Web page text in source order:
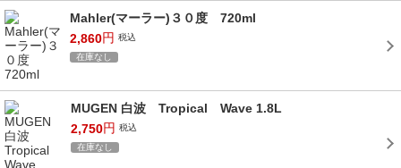
Mahler(マーラー)３０度 720ml
2,860円 税込
在庫なし
MUGEN 白波 Tropical Wave 1.8L
2,750円 税込
在庫なし